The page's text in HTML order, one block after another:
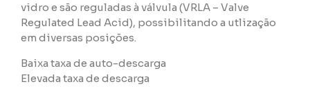
vidro e são reguladas à válvula (VRLA – Valve
Regulated Lead Acid), possibilitando a utlização
em diversas posições.
Baixa taxa de auto-descarga
Elevada taxa de descarga